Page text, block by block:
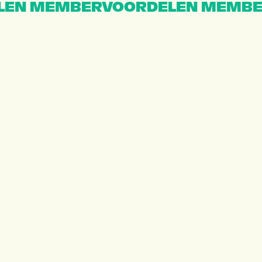
MEMBERVOORDELEN